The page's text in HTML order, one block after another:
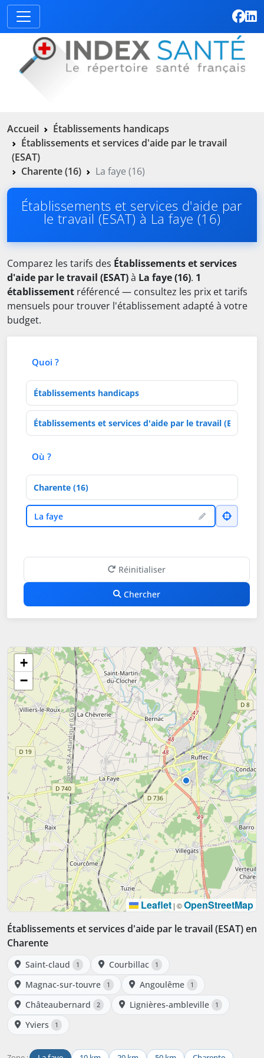
Accueil
Établissements handicaps
Établissements et services d'aide par le travail
(ESAT)
Charente (16)
La faye (16)
Établissements et services d'aide par
le travail (ESAT) à La faye (16)
Comparez les tarifs des Établissements et services
d'aide par le travail (ESAT)à La faye (16). 1
établissement référencé — consultez les prix et tarifs
mensuels pour trouver l'établissement adapté à votre
budget.
Quoi ?
Type d'établissement
Activités de soins
Où ?
Département
VilleLa faye
Réinitialiser
Chercher
+
−
Leaflet | ©OpenStreetMap
Établissements et services d'aide par le travail (ESAT) en
Charente
Saint-claud 1 Courbillac 1
Magnac-sur-touvre 1 Angoulême 1
Châteaubernard 2 Lignières-ambleville 1
Yviers 1